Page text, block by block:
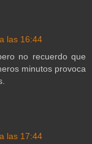
las 16:44
no recuerdo que
minutos provoca
las 17:44